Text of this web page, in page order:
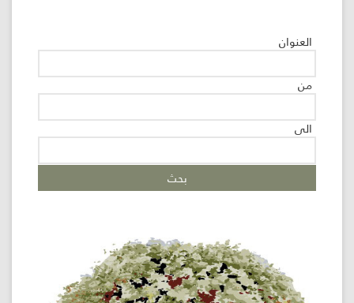
اللجنة
اللوائية
المشاريع
الاستثمارات
الإعلامي
العنوان
من
الى